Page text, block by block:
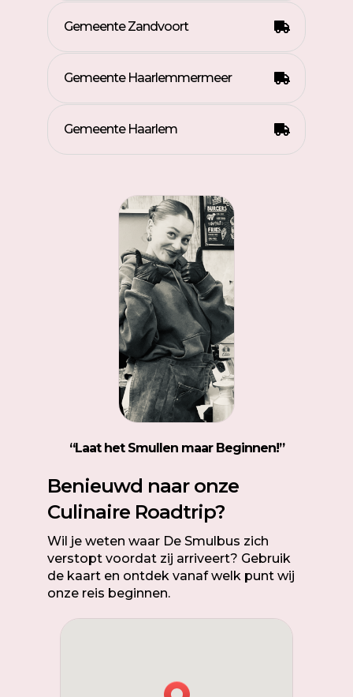
Gemeente Zandvoort
Gemeente Haarlemmermeer
Gemeente Haarlem
“Laat het Smullen maar Beginnen!”
Benieuwd naar onze
Culinaire Roadtrip?
Wil je weten waar De Smulbus zich
verstopt voordat zij arriveert? Gebruik
de kaart en ontdek vanaf welk punt wij
onze reis beginnen.